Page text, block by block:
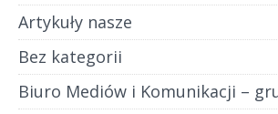
Artykuły nasze
Bez kategorii
Biuro Mediów i Komunikacji –